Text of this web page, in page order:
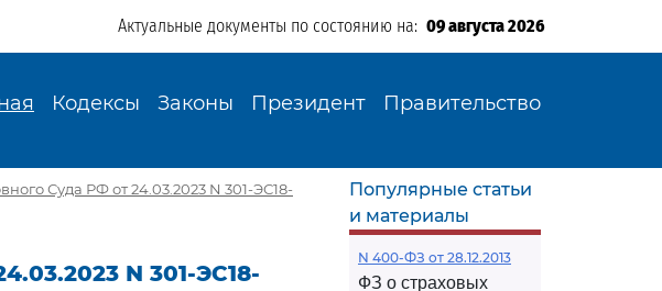
Актуальные документы по состоянию на: 09 августа 2026
Кодексы Законы Президент Правительство
Суда РФ от 24.03.2023 N 301-ЭС18-
N 301-ЭС18-
Популярные статьи
и материалы
N 400-ФЗ от 28.12.2013
ФЗ о страховых